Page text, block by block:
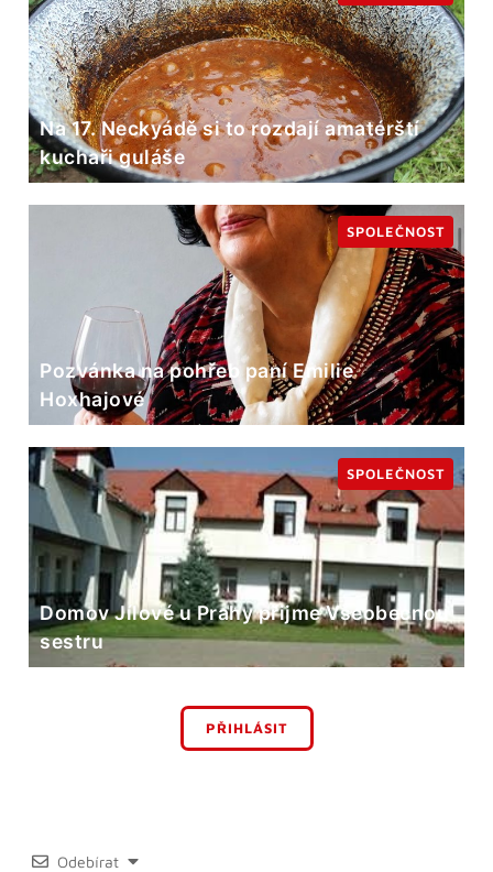
Na 17. Neckyádě si to rozdají amatérští
kuchaři guláše
Pozvánka na pohřeb paní Emilie
Hoxhajové
SPOLEČNOST
Domov Jílové u Prahy přijme Všeobecnou
sestru
SPOLEČNOST
PŘIHLÁSIT
Odebírat